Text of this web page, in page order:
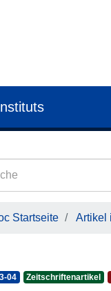
Startseite Artikel
04 Zeitschriftenartikel